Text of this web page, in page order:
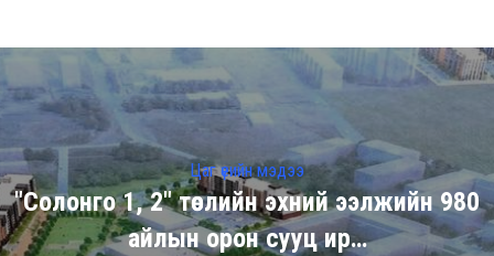
Цаг үеийн мэдээ
"Солонго 1, 2" төслийн эхний ээлжийн 980
айлын орон сууц ир…